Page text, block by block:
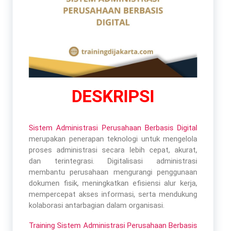
DESKRIPSI
Sistem Administrasi Perusahaan Berbasis Digital
merupakan penerapan teknologi untuk mengelola
proses administrasi secara lebih cepat, akurat,
dan terintegrasi. Digitalisasi administrasi
membantu perusahaan mengurangi penggunaan
dokumen fisik, meningkatkan efisiensi alur kerja,
mempercepat akses informasi, serta mendukung
kolaborasi antarbagian dalam organisasi.
Training Sistem Administrasi Perusahaan Berbasis